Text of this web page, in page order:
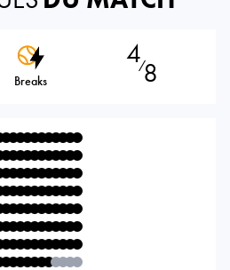
Breaks
4⁄8